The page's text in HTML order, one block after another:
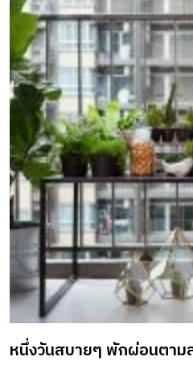
หนึ่งวันสบายๆ พักผ่อนตาม